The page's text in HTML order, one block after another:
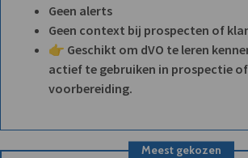
Geen alerts
Geen context bij prospecten of
👉 Geschikt om dVO te leren
actief te gebruiken in prospectie of
voorbereiding.
Meest gekozen